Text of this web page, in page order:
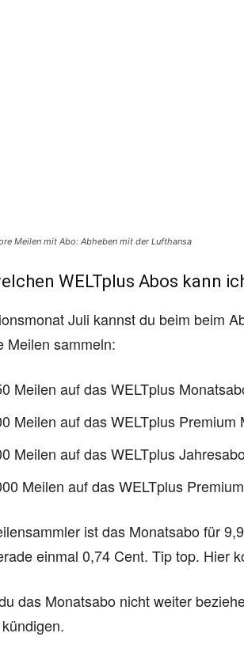
Meilen mit Abo: Abheben mit der Lufthansa
WELTplus Abos kann
Juli kannst du beim beim
Meilen sammeln:
Meilen auf das WELTplus
Meilen auf das WELTplus Premium
Meilen auf das WELTplus
Meilen auf das WELTplus
ist das Monatsabo für
einmal 0,74 Cent. Tip top. Hier
das Monatsabo nicht weiter